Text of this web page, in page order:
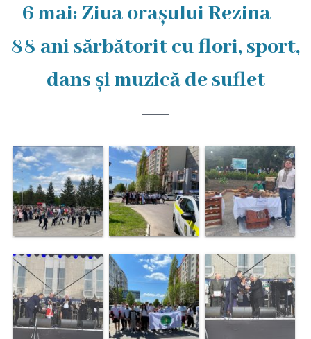
în
Rezina
Primăria
audiență
Primarul
Aparatul
primăriei
Competențele
primarului
6 mai: Ziua orașului Rezina –
88 ani sărbătorit cu flori, sport,
dans și muzică de suflet